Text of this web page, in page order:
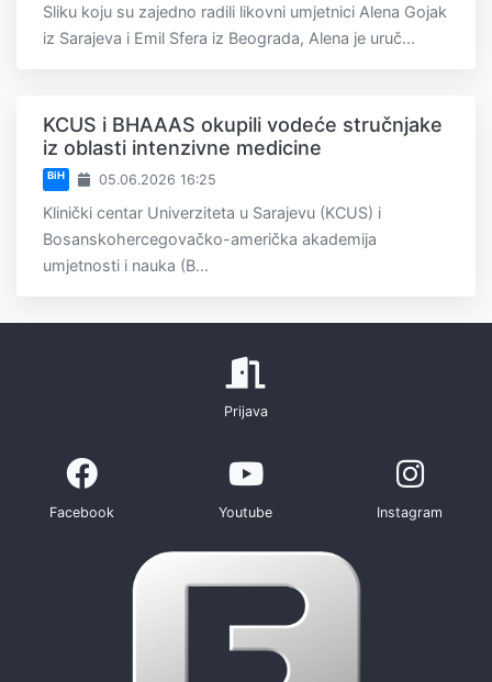
Sliku koju su zajedno radili likovni umjetnici Alena Gojak
iz Sarajeva i Emil Sfera iz Beograda, Alena je uruč...
KCUS i BHAAAS okupili vodeće stručnjake
iz oblasti intenzivne medicine
BiH 05.06.2026 16:25
Klinički centar Univerziteta u Sarajevu (KCUS) i
Bosanskohercegovačko-američka akademija
umjetnosti i nauka (B...
Prijava
Facebook Youtube Instagram